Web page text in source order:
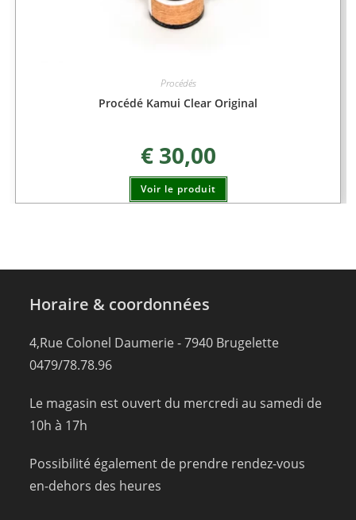
Procédés
Procédé Kamui Clear Original
€30,00
Voir le produit
Horaire & coordonnées
4,Rue Colonel Daumerie - 7940 Brugelette
0479/78.78.96
Le magasin est ouvert du mercredi au samedi de
10h à 17h
Possibilité également de prendre rendez-vous
en-dehors des heures